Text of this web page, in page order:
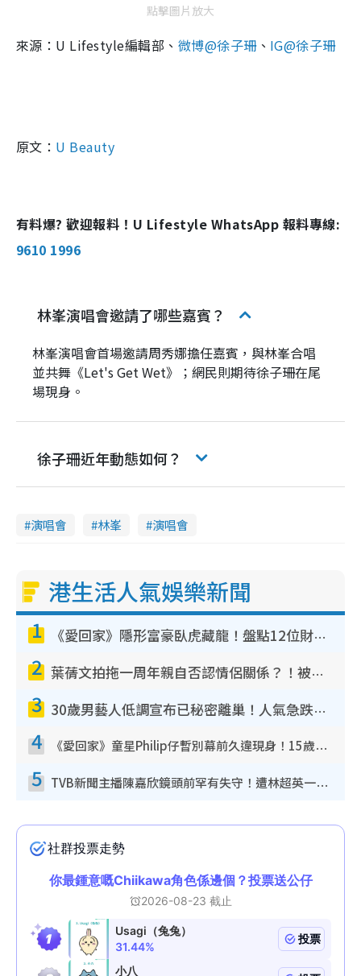
點擊圖片放大
來源：U Lifestyle編輯部、 微博@徐子珊、 IG@徐子珊
原文： U Beauty
有料爆? 歡迎報料！U Lifestyle WhatsApp 報料專線:
9610 1996
林峯演唱會邀請了哪些嘉賓？
林峯演唱會首場邀請周秀娜擔任嘉賓，與林峯合唱
並共舞《Let's Get Wet》；網民則期待徐子珊在尾
場現身。
徐子珊近年動態如何？
演唱會 林峯 演唱會
港生活人氣娛樂新聞
1 《愛回家》隱形富豪臥虎藏龍！盤點12位財氣逼人的有錢藝人：呢位靚女3億身家唔憂做
2 葉蒨文拍拖一周年親自否認情侶關係？！被質疑感情造假竟稱GM「普通同事」
3 30歲男藝人低調宣布已秘密離巢！人氣急跌變失蹤人口︰「這幾年過得並不容易」
4 《愛回家》童星Philip仔暫別幕前久違現身！15歲近況暴風長高蛻變帥氣少男
5 TVB新聞主播陳嘉欣鏡頭前罕有失守！遭林超英一句說話突襲嚇親當場大笑